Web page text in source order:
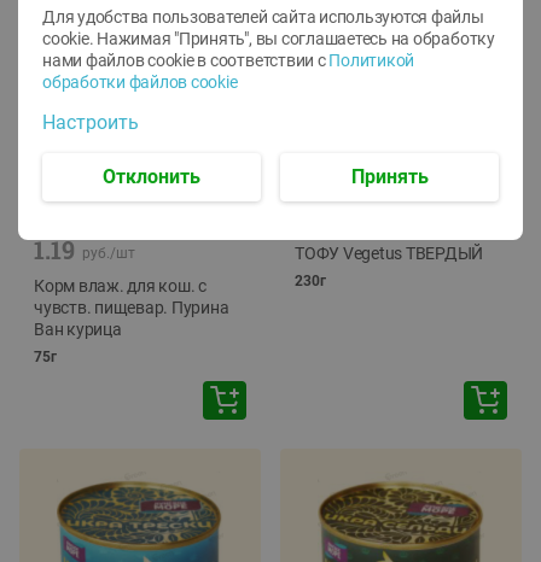
1.19 руб./шт
Корм влаж. для кош. с
чувств. пищевар. Пурина
Ван курица
75г
ТОФУ Vegetus ТВЕРДЫЙ
230г
Для удобства пользователей сайта используются файлы
cookie. Нажимая "Принять", вы соглашаетесь на обработку
нами файлов cookie в соответствии с Политикой
обработки файлов cookie
Настроить
Отклонить Принять